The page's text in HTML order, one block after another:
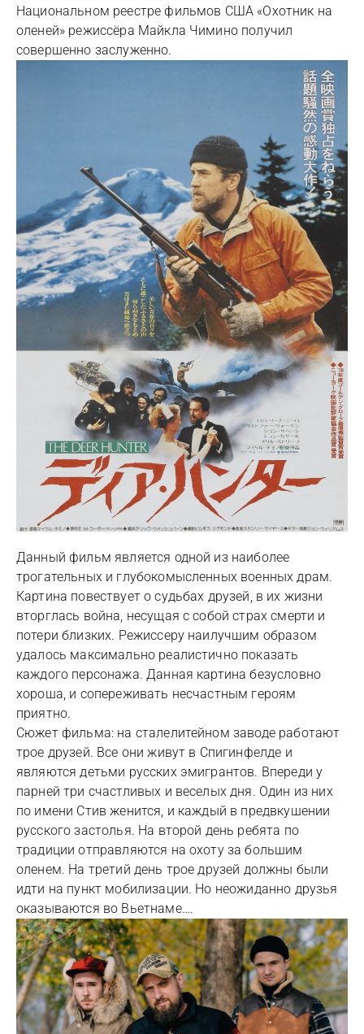
Национальном реестре фильмов США «Охотник на
оленей» режиссёра Майкла Чимино получил
совершенно заслуженно.
Данный фильм является одной из наиболее
трогательных и глубокомысленных военных драм.
Картина повествует о судьбах друзей, в их жизни
вторглась война, несущая с собой страх смерти и
потери близких. Режиссеру наилучшим образом
удалось максимально реалистично показать
каждого персонажа. Данная картина безусловно
хороша, и сопереживать несчастным героям
приятно.
Сюжет фильма: на сталелитейном заводе работают
трое друзей. Все они живут в Спигинфелде и
являются детьми русских эмигрантов. Впереди у
парней три счастливых и веселых дня. Один из них
по имени Стив женится, и каждый в предвкушении
русского застолья. На второй день ребята по
традиции отправляются на охоту за большим
оленем. На третий день трое друзей должны были
идти на пункт мобилизации. Но неожиданно друзья
оказываются во Вьетнаме….